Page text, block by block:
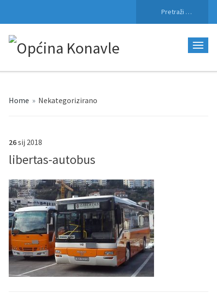
Home » Nekategorizirano
26sij 2018
libertas-autobus